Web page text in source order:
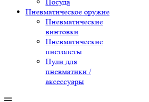
Пневматическое оружие
Пневматические
винтовки
Пневматические
пистолеты
Пули для
пневматики /
аксессуары